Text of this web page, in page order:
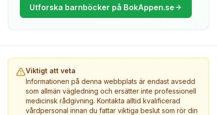
Utforska barnböcker på BokAppen.se
Viktigt att veta
Informationen på denna webbplats är endast avsedd
som allmän vägledning och ersätter inte professionell
medicinsk rådgivning. Kontakta alltid kvalificerad
vårdpersonal innan du fattar viktiga beslut som rör din